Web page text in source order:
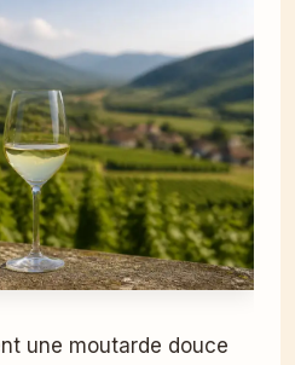
une moutarde douce